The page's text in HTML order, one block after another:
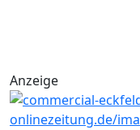
Anzeige